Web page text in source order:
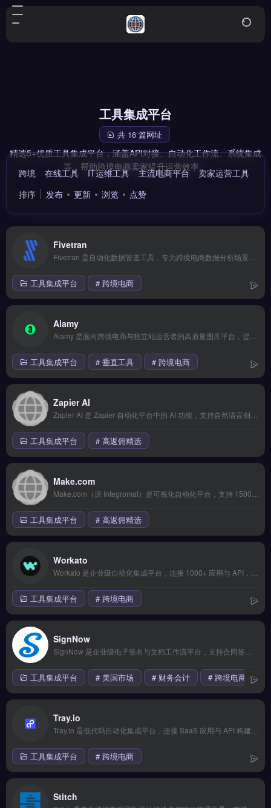
工具集成平台
共 16 篇网址
精选5+优质工具集成平台，涵盖API对接、自动化工作流、系统集成
等，帮助跨境电商卖家提升运营效率。
跨境 在线工具 IT运维工具 主流电商平台 卖家运营工具
排序
发布 更新 浏览 点赞
Fivetran
工具集成平台 # 跨境电商
Alamy
工具集成平台 # 垂直工具 # 跨境电商
Zapier AI
工具集成平台 # 高返佣精选
Make.com
工具集成平台 # 高返佣精选
Workato
工具集成平台 # 跨境电商
SignNow
工具集成平台 # 美国市场 # 财务会计 # 跨境电商
Tray.io
工具集成平台 # 跨境电商
Stitch